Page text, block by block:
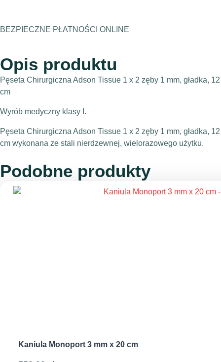
BEZPIECZNE PŁATNOŚCI ONLINE
Opis produktu
Pęseta Chirurgiczna Adson Tissue 1 x 2 zęby 1 mm, gładka, 12
cm
Wyrób medyczny klasy I.
Pęseta Chirurgiczna Adson Tissue 1 x 2 zęby 1 mm, gładka, 12
cm wykonana ze stali nierdzewnej, wielorazowego użytku.
Podobne produkty
Kaniula Monoport 3 mm x 20 cm